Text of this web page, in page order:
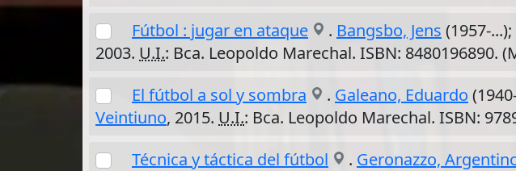
Fútbol : jugar en ataque
. Bangsbo, Jens (1957-...);
2003. U.I.: Bca. Leopoldo Marechal. ISBN: 8480196890.
El fútbol a sol y sombra
. Galeano, Eduardo
Veintiuno, 2015. U.I.: Bca. Leopoldo Marechal. ISBN:
Técnica y táctica del fútbol
. Geronazzo,